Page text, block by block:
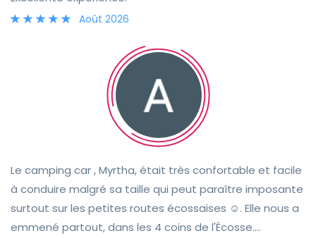
Août 2026
Le camping car , Myrtha, était très confortable et facile
à conduire malgré sa taille qui peut paraître imposante
surtout sur les petites routes écossaises ☺️. Elle nous a
emmené partout, dans les 4 coins de l'Écosse.